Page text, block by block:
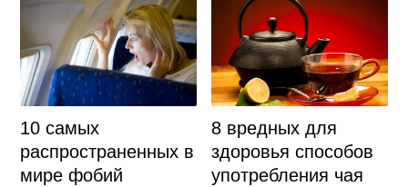
10 самых
распространенных в
мире фобий
8 вредных для
здоровья способов
употребления чая